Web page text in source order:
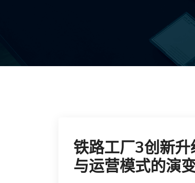
铁路工厂3创新
与运营模式的演